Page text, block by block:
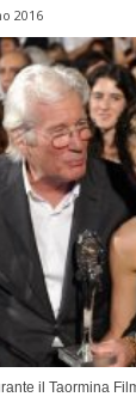
2016
il Taormina